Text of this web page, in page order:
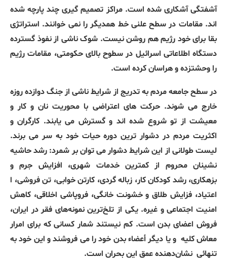
آشفتگی آشکاری شده است. مراکز تصمیم گیری چند پارچه شده
اند. مقامات در سطح علنی خط همدیگر را نمی خوانند. استراتژی
بقا برای خود رژیم هم روشن نیست. شوک ناشی از نفوذ گسترده
دستگاه اطلاعاتی اسرائیل در سطوح بالای حکومتی، مقامات رژیم
را وحشتزده و هراسان کرده است.
در سطح جامعه مردم به تدریج از شرایط ناشی از جنگ دوازده روزه
خارج می شوند. حرکت های اعتراضی با محوریت نان و کار و
معیشت از تو شروع شده اند و گسترش می یابند. کارگران و
اکثریت مردم در دشوار ترین دوره حیات خود به سر می برند.
لیست طولانی از این شرایط دشوار می توان بر شمرد: رشد حاشیه
نشینان محروم از کمترین خدمات شهری، افزایش جرم و
بزهکاری، رشد کودکان کار، زباله گردی، کارتن خوابی، تن فروشی، ا
اعتیاد، فزایش طلاق و خشونت خانگی، فروپاشی اخلاقی، کاهش
امنیت اجتماعی و غیره. یکی از تلخ‌ترین نمونه‌های فقر در ایران،
فروش اعضای بدن است. کم نیستند شمار کسانی که برای امرار
معاش کلیه و یا دیگر أعضاء بدن خود را می فروشند و این خود به
تنهائی نشان‌دهنده عمق این بحران است.